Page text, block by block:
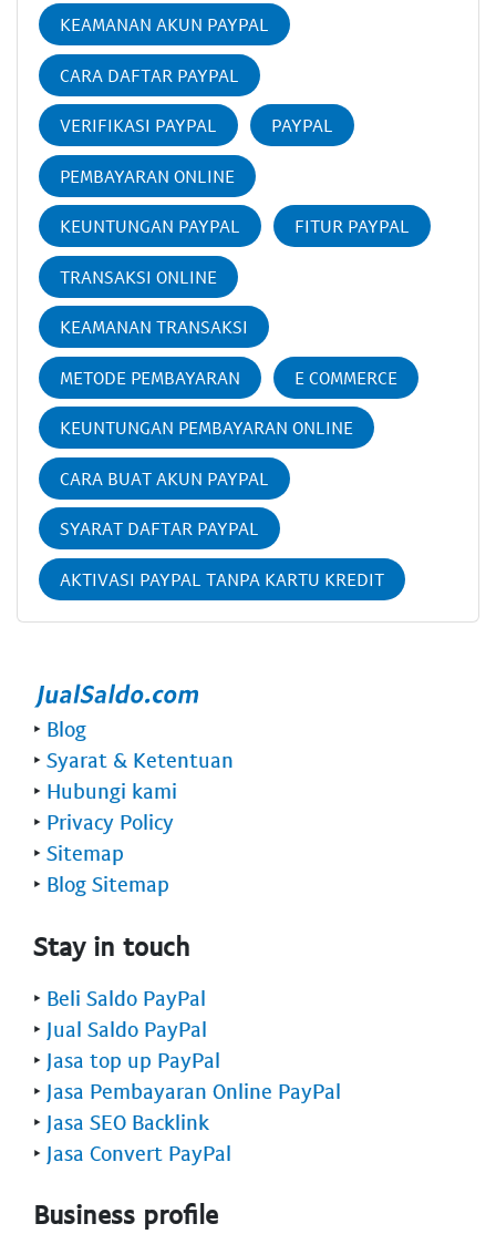
KEAMANAN AKUN PAYPAL
CARA DAFTAR PAYPAL
VERIFIKASI PAYPAL PAYPAL
PEMBAYARAN ONLINE
KEUNTUNGAN PAYPAL FITUR PAYPAL
TRANSAKSI ONLINE
KEAMANAN TRANSAKSI
METODE PEMBAYARAN E COMMERCE
KEUNTUNGAN PEMBAYARAN ONLINE
CARA BUAT AKUN PAYPAL
SYARAT DAFTAR PAYPAL
AKTIVASI PAYPAL TANPA KARTU KREDIT
‣ Blog
‣ Syarat & Ketentuan
‣ Hubungi kami
‣ Privacy Policy
‣ Sitemap
‣ Blog Sitemap
Stay in touch
‣ Beli Saldo PayPal
‣ Jual Saldo PayPal
‣ Jasa top up PayPal
‣ Jasa Pembayaran Online PayPal
‣ Jasa SEO Backlink
‣ Jasa Convert PayPal
Business profile